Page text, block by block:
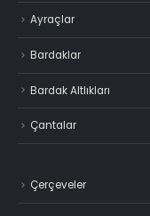
Bardaklar
Bardak Altlıkları
Çantalar
Defterler